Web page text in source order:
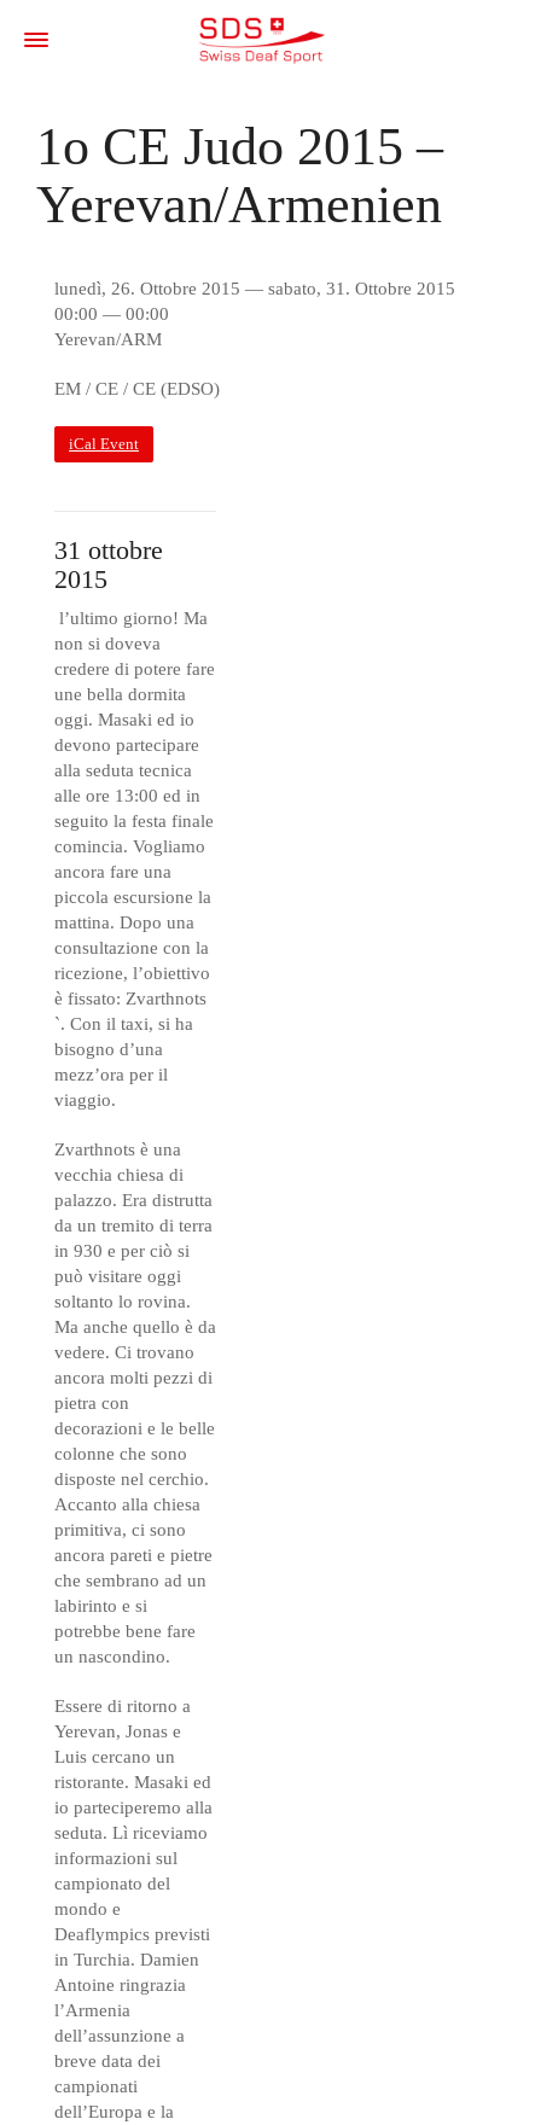
1o CE Judo 2015 –
Yerevan/Armenien
31 ottobre
2015
l’ultimo giorno! Ma
non si doveva
credere di potere fare
une bella dormita
oggi. Masaki ed io
devono partecipare
alla seduta tecnica
alle ore 13:00 ed in
seguito la festa finale
comincia. Vogliamo
ancora fare una
piccola escursione la
mattina. Dopo una
consultazione con la
ricezione, l’obiettivo
è fissato: Zvarthnots
`. Con il taxi, si ha
bisogno d’una
mezz’ora per il
viaggio.
Zvarthnots è una
vecchia chiesa di
palazzo. Era distrutta
da un tremito di terra
in 930 e per ciò si
può visitare oggi
soltanto lo rovina.
Ma anche quello è da
vedere. Ci trovano
ancora molti pezzi di
pietra con
decorazioni e le belle
colonne che sono
disposte nel cerchio.
Accanto alla chiesa
primitiva, ci sono
ancora pareti e pietre
che sembrano ad un
labirinto e si
potrebbe bene fare
un nascondino.
Essere di ritorno a
Yerevan, Jonas e
Luis cercano un
ristorante. Masaki ed
io parteciperemo alla
seduta. Lì riceviamo
informazioni sul
campionato del
mondo e
Deaflympics previsti
in Turchia. Damien
Antoine ringrazia
l’Armenia
dell’assunzione a
breve data dei
campionati
dell’Europa e la
lunedì, 26. Ottobre 2015 — sabato, 31. Ottobre 2015
00:00 — 00:00
Yerevan/ARM
EM / CE / CE (EDSO)
iCal Event